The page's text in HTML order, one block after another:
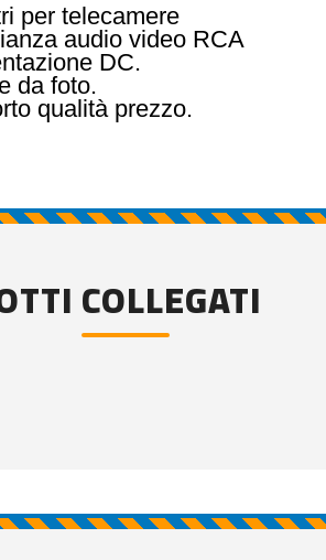
per telecamere
audio video RCA
DC.
da foto.
qualità prezzo.
COLLEGATI